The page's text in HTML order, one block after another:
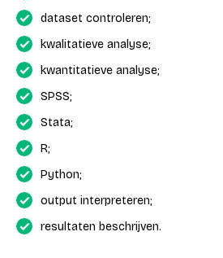
dataset controleren;
kwalitatieve analyse;
kwantitatieve analyse;
SPSS;
Stata;
R;
Python;
output interpreteren;
resultaten beschrijven.